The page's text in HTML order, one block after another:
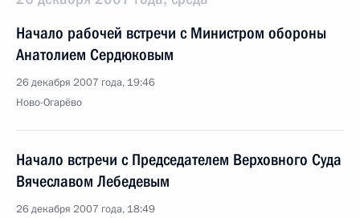
Начало рабочей встречи с Министром обороны
Анатолием Сердюковым
26 декабря 2007 года, 19:46
Ново-Огарёво
Начало встречи с Председателем Верховного Суда
Вячеславом Лебедевым
26 декабря 2007 года, 18:49